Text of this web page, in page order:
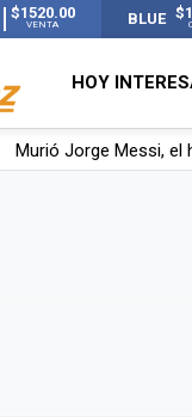
$1520.00
VENTA BLUE
HOY
Murió Jorge Messi, el
Los mensajes de